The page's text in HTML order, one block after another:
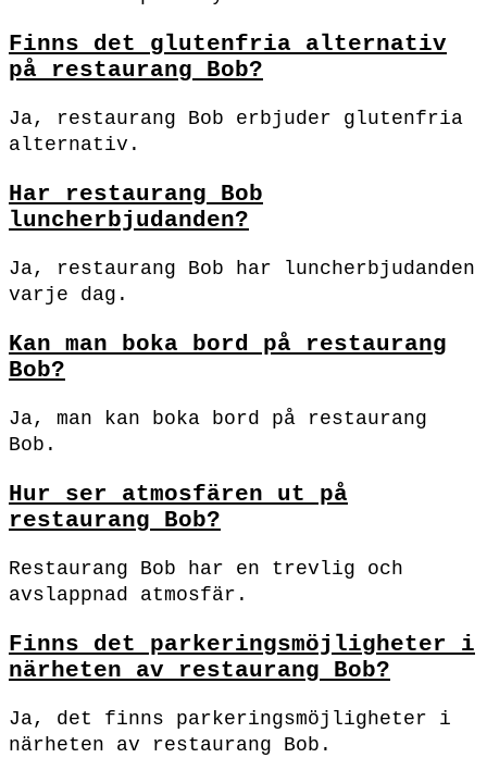
Finns det glutenfria alternativ
på restaurang Bob?
Ja, restaurang Bob erbjuder glutenfria
alternativ.
Har restaurang Bob
luncherbjudanden?
Ja, restaurang Bob har luncherbjudanden
varje dag.
Kan man boka bord på restaurang
Bob?
Ja, man kan boka bord på restaurang
Bob.
Hur ser atmosfären ut på
restaurang Bob?
Restaurang Bob har en trevlig och
avslappnad atmosfär.
Finns det parkeringsmöjligheter i
närheten av restaurang Bob?
Ja, det finns parkeringsmöjligheter i
närheten av restaurang Bob.